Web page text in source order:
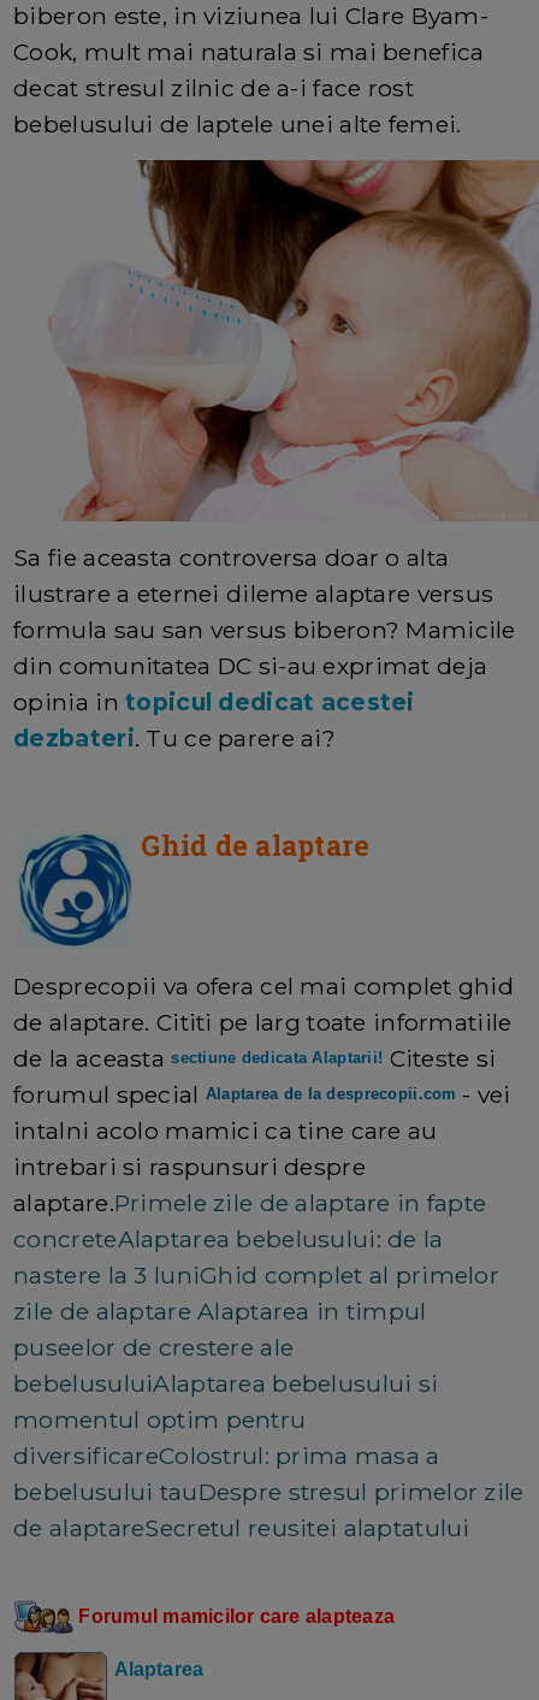
biberon este, in viziunea lui Clare Byam-
Cook, mult mai naturala si mai benefica
decat stresul zilnic de a-i face rost
bebelusului de laptele unei alte femei.
Sa fie aceasta controversa doar o alta
ilustrare a eternei dileme alaptare versus
formula sau san versus biberon? Mamicile
din comunitatea DC si-au exprimat deja
opinia intopicul dedicat acestei
dezbateri. Tu ce parere ai?
Ghid de alaptare
Desprecopii va ofera cel mai complet ghid
de alaptare. Cititi pe larg toate informatiile
de la aceastasectiune dedicata Alaptarii! Citeste si
forumul special Alaptarea de la desprecopii.com - vei
intalni acolo mamici ca tine care au
intrebari si raspunsuri despre
alaptare.Primele zile de alaptare in fapte
concreteAlaptarea bebelusului: de la
nastere la 3 luniGhid complet al primelor
zile de alaptareAlaptarea in timpul
puseelor de crestere ale
bebelusuluiAlaptarea bebelusului si
momentul optim pentru
diversificareColostrul: prima masa a
bebelusului tauDespre stresul primelor zile
de alaptareSecretul reusitei alaptatului
Forumul mamicilor care alapteaza
Alaptarea